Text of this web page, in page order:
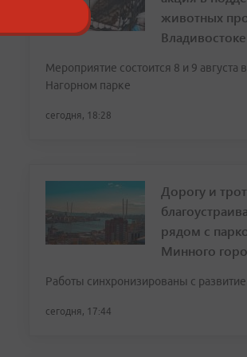
животных
Владивостоке
Мероприятие состоится 8 и 9 августа в
Нагорном парке
сегодня, 18:28
Дорогу и
рядом с
Минного
Работы синхронизированы с
сегодня, 17:44